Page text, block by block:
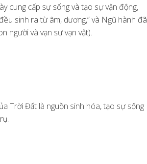
cung cấp sự sống và tạo sự vận động,
sinh ra từ âm, dương,” và Ngũ hành đã
người và vạn sự vạn vật).
Trời Đất là nguồn sinh hóa, tạo sự sống